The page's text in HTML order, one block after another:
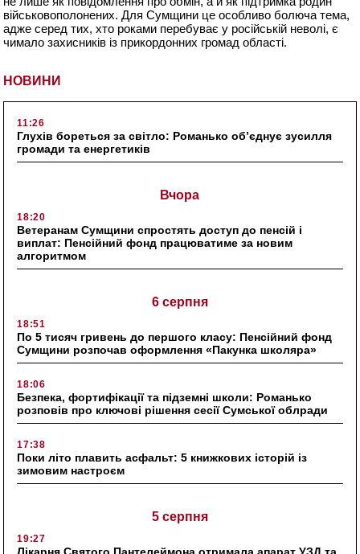
НОВИНИ
11:26
Глухів бореться за світло: Романько об’єднує зусилля
громади та енергетиків
Вчора
18:20
Ветеранам Сумщини спростять доступ до пенсій і
виплат: Пенсійний фонд працюватиме за новим
алгоритмом
6 серпня
18:51
По 5 тисяч гривень до першого класу: Пенсійний фонд
Сумщини розпочав оформлення «Пакунка школяра»
18:06
Безпека, фортифікації та підземні школи: Романько
розповів про ключові рішення сесії Сумської облради
17:38
Поки літо плавить асфальт: 5 книжкових історій із
зимовим настроєм
5 серпня
19:27
військовополонених. Для Сумщини це особливо болюча тема,
адже серед тих, хто роками перебуває у російській неволі, є
чимало захисників із прикордонних громад області.